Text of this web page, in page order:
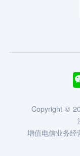
Copyright ©
增值电信业务经